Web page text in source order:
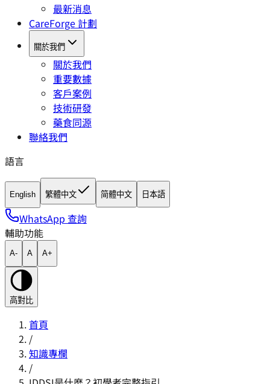
最新消息
CareForge 計劃
關於我們
關於我們
重要數據
客戶案例
技術研發
藥食同源
聯絡我們
語言
English 繁體中文 简體中文 日本語
WhatsApp 查詢
輔助功能
A- A A+
高對比
首頁
/
知識專欄
/